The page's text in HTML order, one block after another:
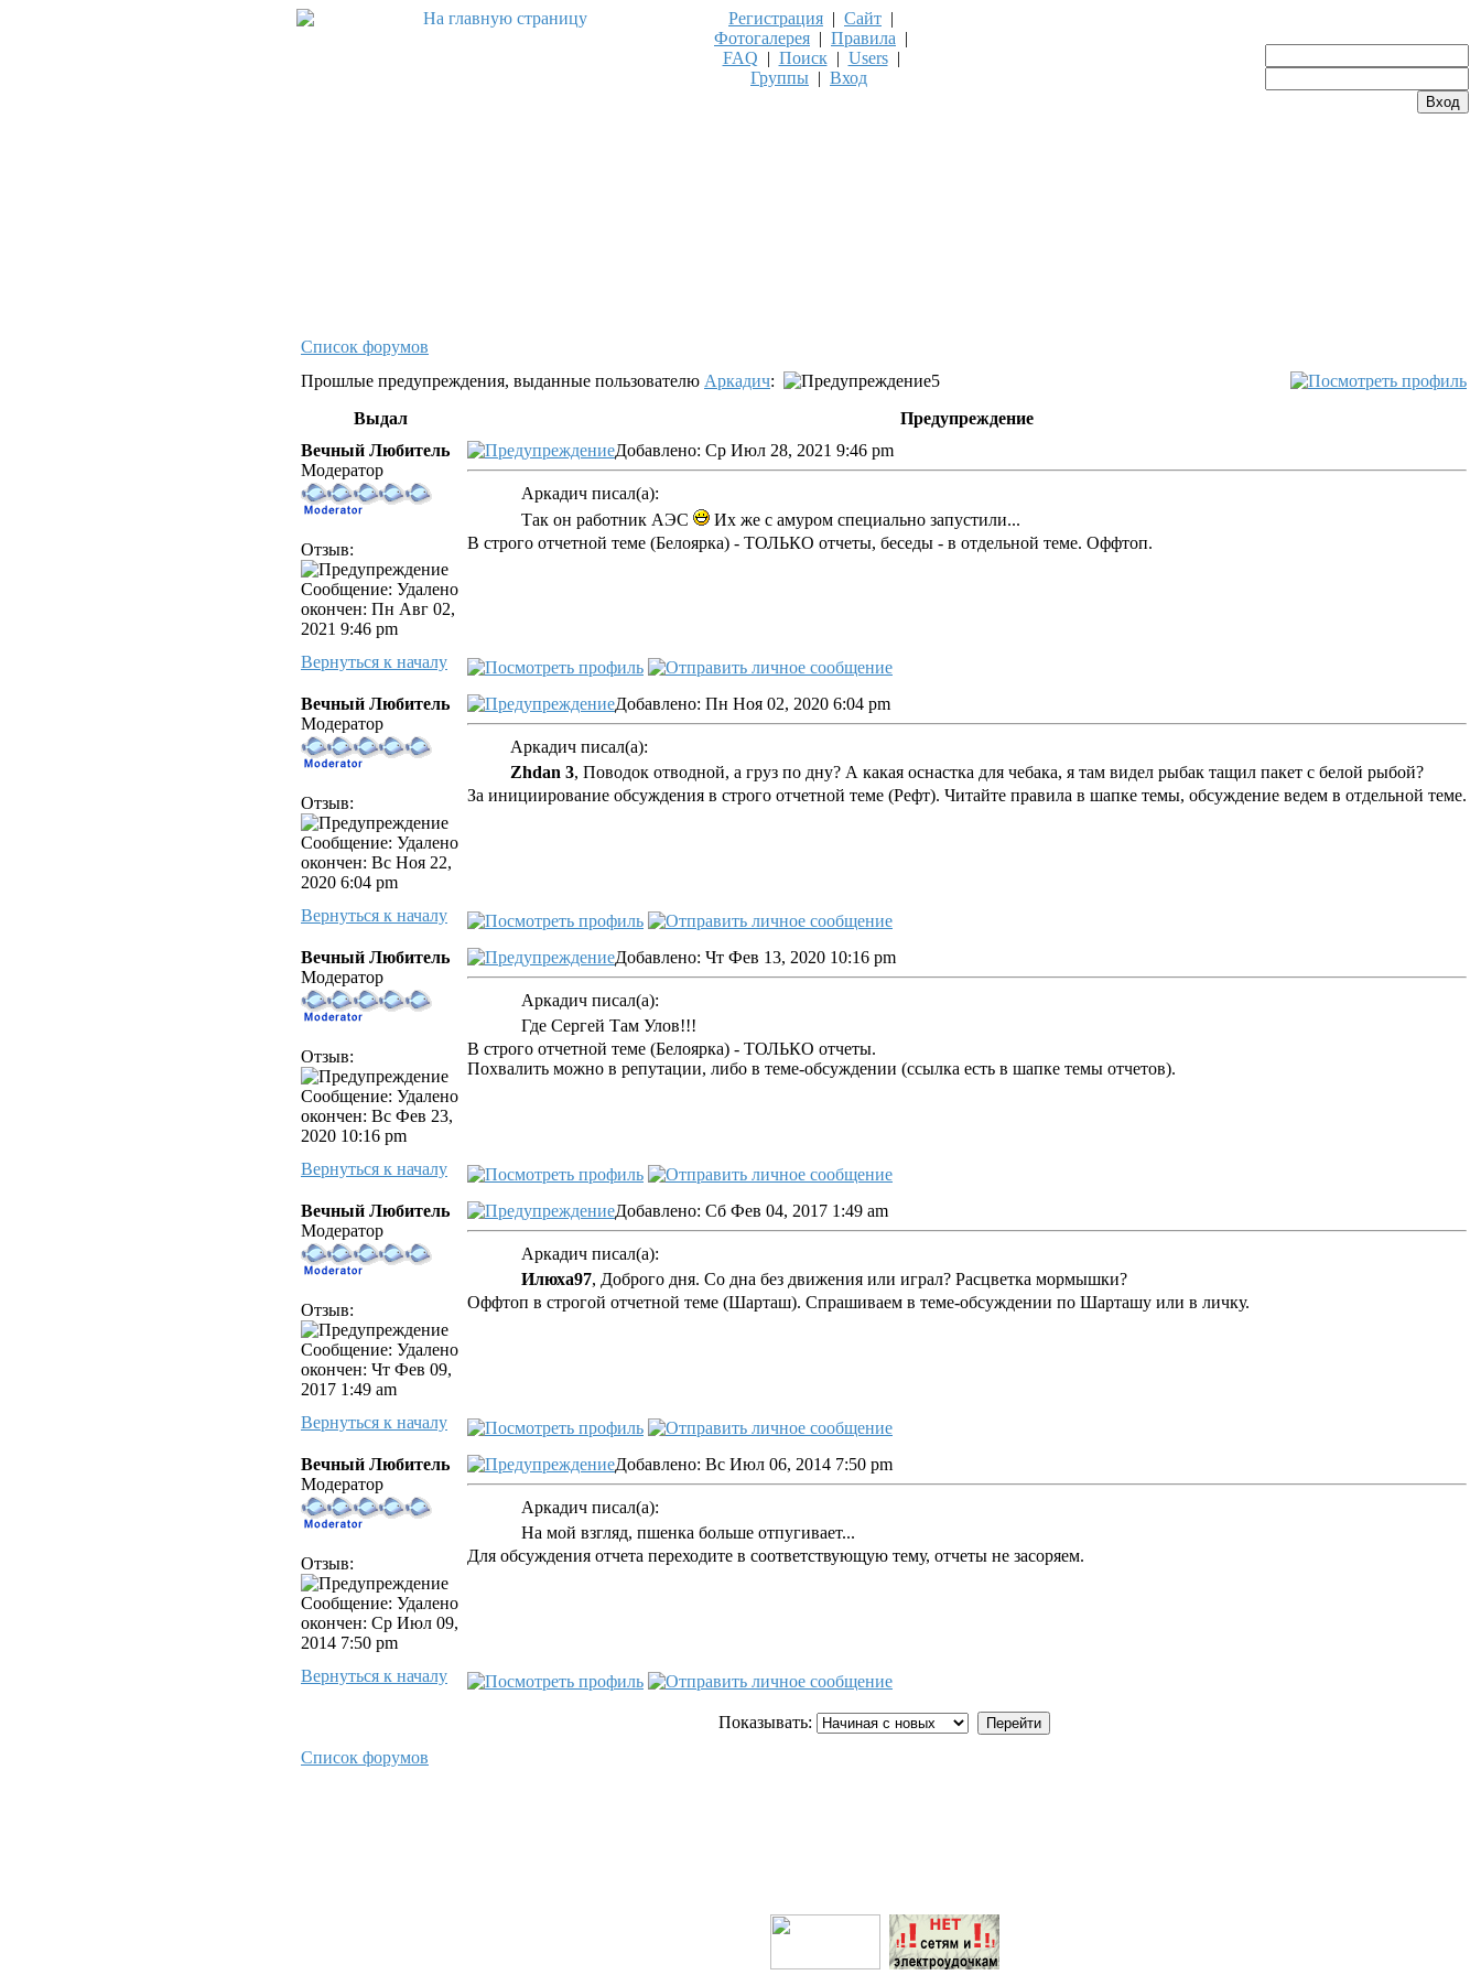
Регистрация | Сайт |
Фотогалерея | Правила |
FAQ | Поиск| Users|
Группы | Вход
Список форумов
Прошлые предупреждения, выданные пользователю Аркадич:
5
Выдал
Предупреждение
Вечный Любитель
Модератор
Отзыв:
Сообщение: Удалено
окончен: Пн Авг 02,
2021 9:46 pm
Добавлено: Ср Июл 28, 2021 9:46 pm
Аркадич писал(а):
Так он работник АЭС
Их же с амуром специально запустили...
В строго отчетной теме (Белоярка) - ТОЛЬКО отчеты, беседы - в отдельной теме. Оффтоп.
Вернуться к началу
Вечный Любитель
Модератор
Отзыв:
Сообщение: Удалено
окончен: Вс Ноя 22,
2020 6:04 pm
Добавлено: Пн Ноя 02, 2020 6:04 pm
Аркадич писал(а):
Zhdan 3, Поводок отводной, а груз по дну? А какая оснастка для чебака, я там видел рыбак тащил пакет с белой рыбой?
За инициирование обсуждения в строго отчетной теме (Рефт). Читайте правила в шапке темы, обсуждение ведем в отдельной теме.
Вернуться к началу
Вечный Любитель
Модератор
Отзыв:
Сообщение: Удалено
окончен: Вс Фев 23,
2020 10:16 pm
Добавлено: Чт Фев 13, 2020 10:16 pm
Аркадич писал(а):
Где Сергей Там Улов!!!
В строго отчетной теме (Белоярка) - ТОЛЬКО отчеты.
Похвалить можно в репутации, либо в теме-обсуждении (ссылка есть в шапке темы отчетов).
Вернуться к началу
Вечный Любитель
Модератор
Отзыв:
Сообщение: Удалено
окончен: Чт Фев 09,
2017 1:49 am
Добавлено: Сб Фев 04, 2017 1:49 am
Аркадич писал(а):
Илюха97, Доброго дня. Со дна без движения или играл? Расцветка мормышки?
Оффтоп в строгой отчетной теме (Шарташ). Спрашиваем в теме-обсуждении по Шарташу или в личку.
Вернуться к началу
Вечный Любитель
Модератор
Отзыв:
Сообщение: Удалено
окончен: Ср Июл 09,
2014 7:50 pm
Добавлено: Вс Июл 06, 2014 7:50 pm
Аркадич писал(а):
На мой взгляд, пшенка больше отпугивает...
Для обсуждения отчета переходите в соответствующую тему, отчеты не засоряем.
Вернуться к началу
Показывать:
Список форумов